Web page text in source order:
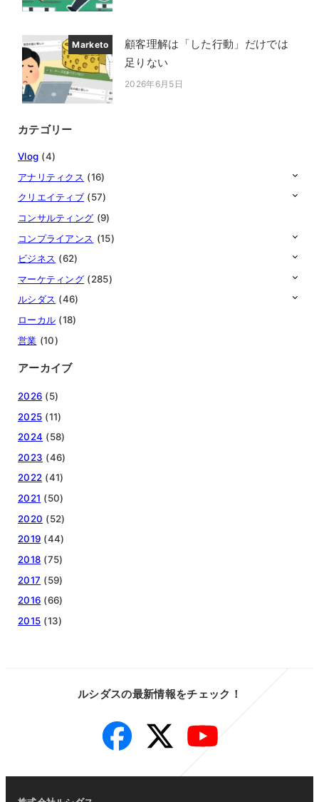
Marketo
顧客理解は「した行動」だけでは
足りない
投稿日
2026年6月5日
カテゴリー
Vlog (4)
アナリティクス (16)
クリエイティブ (57)
コンサルティング (9)
コンプライアンス (15)
ビジネス (62)
マーケティング (285)
ルシダス (46)
ローカル (18)
営業 (10)
アーカイブ
2026 (5)
2025 (11)
2024 (58)
2023 (46)
2022 (41)
2021 (50)
2020 (52)
2019 (44)
2018 (75)
2017 (59)
2016 (66)
2015 (13)
ルシダスの最新情報をチェック！
Facebook Twitter YouTube